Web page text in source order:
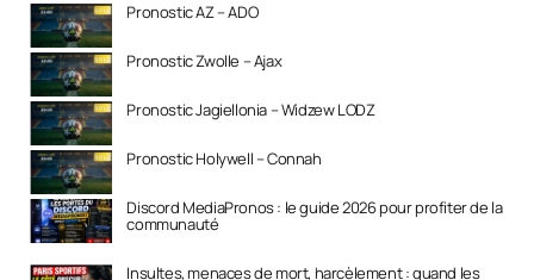
Pronostic AZ – ADO
Pronostic Zwolle – Ajax
Pronostic Jagiellonia – Widzew LODZ
Pronostic Holywell – Connah
Discord MediaPronos : le guide 2026 pour profiter de la
communauté
Insultes, menaces de mort, harcèlement : quand les